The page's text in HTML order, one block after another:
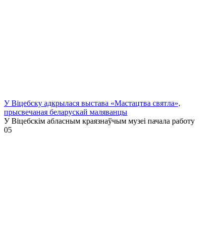
У Віцебску адкрылася выстава «Мастацтва святла»,
прысвечаная беларускай маляванцы
У Віцебскім абласным краязнаўчым музеі пачала работу
05